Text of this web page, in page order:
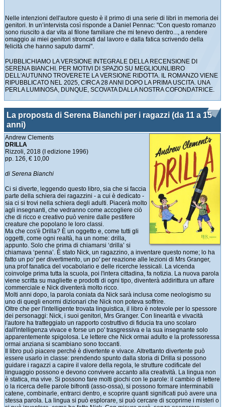
Nelle intenzioni dell'autore questo è il primo di una serie di libri in memoria dei
genitori. In un’intervista così risponde a Daniel Pennac: "Con questo romanzo
sono riuscito a dar vita al filone familiare che mi tenevo dentro..., a rendere
omaggio ai miei genitori stroncati dal lavoro e dalla fatica scrivendo della
felicità che hanno saputo darmi".
PUBBLICHIAMO LA VERSIONE INTEGRALE DELLA RECENSIONE DI
SERENA BIANCHI. PER MOTIVI DI SPAZIO SU MEGLIOUNLIBRO
DELL'AUTUNNO TROVERETE LA VERSIONE RIDOTTA. IL ROMANZO VIENE
RIPUBBLICATO NEL 2025, CIRCA 28 ANNI DOPO LA PRIMA USCITA. UNA
PERLA LUMINOSA, DUNQUE, SCOVATA DALLA NOSTRA COFONDATRICE.
La proposta di Serena Bianchi per i ragazzi (da 11 a 15
anni)
Andrew Clements
DRILLA
Rizzoli, 2018 (I edizione 1996)
pp. 126, € 10,00
di Serena Bianchi
Ci si diverte, leggendo questo libro, sia che si faccia
parte della schiera dei ragazzini - a cui è dedicato -
sia ci si trovi nella schiera degli adulti. Piacerà molto
agli insegnanti, che vedranno come accogliere ciò
che di ricco e creativo può venire dalle pestifere
creature che popolano le loro classi.
Ma che cos'è Drilla? È un oggetto e, come tutti gli
oggetti, come ogni realtà, ha un nome: drilla,
appunto. Solo che prima di chiamarsi ‘drilla’ si
chiamava ‘penna’. È stato Nick, un ragazzino, a inventare questo nome; lo ha
fatto un po' per divertimento, un po' per reazione alle lezioni di Mrs Granger,
una prof fanatica del vocabolario e delle ricerche lessicali. La vicenda
coinvolge prima tutta la scuola, poi l'intera cittadina, fa notizia. La nuova parola
viene scritta su magliette e prodotti di ogni tipo, diventerà addirittura un affare
commerciale e Nick diventerà molto ricco.
Molti anni dopo, la parola coniata da Nick sarà inclusa come neologismo su
uno di quegli enormi dizionari che Nick non poteva soffrire.
Oltre che per l'intelligente trovata linguistica, il libro è notevole per lo spessore
dei personaggi: Nick, i suoi genitori, Mrs Granger. Con linearità e vivacità
l'autore ha tratteggiato un rapporto costruttivo di fiducia tra uno scolaro
dall'intelligenza vivace e forse un po' trasgressiva e la sua insegnante solo
apparentemente spigolosa. Le lettere che Nick ormai adulto e la professoressa
ormai anziana si scambiano sono toccanti.
Il libro può piacere perché è divertente e vivace. Altrettanto divertente può
essere usarlo in classe: prendendo spunto dalla storia di Drilla si possono
guidare i ragazzi a capire il valore della regola, le strutture codificate del
linguaggio possono e devono convivere accanto alla creatività. La lingua non
è statica, ma vive. Si possono fare molti giochi con le parole: il cambio di lettere
o la ricerca delle parole bifronti (asso-ossa), si possono formare interminabili
catene, combinarle, entrarci dentro, e scoprire quanti significati può avere una
stessa parola. La lingua si può esplorare, si può cercare di scoprirne i misteri o